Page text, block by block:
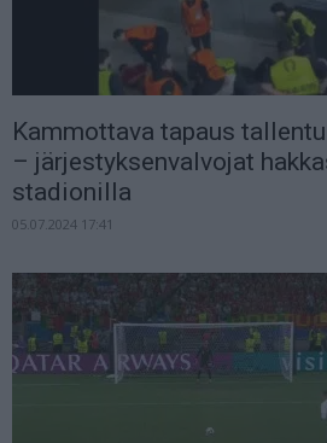
Kammottava tapaus
– järjestyksenvalvojat
stadionilla
05.07.2024 17:41